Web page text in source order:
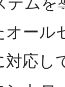
オール
応し